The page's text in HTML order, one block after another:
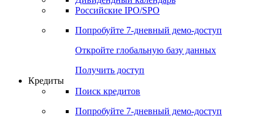
Получить доступ
Поиск акций
Российские IPO/SPO
Попробуйте7-дневный
Откройте глобальную базу данных
Получить доступ